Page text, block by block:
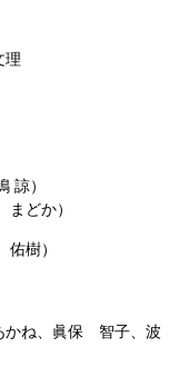
理
諒）
どか）
樹）
ね、眞保 智子、波